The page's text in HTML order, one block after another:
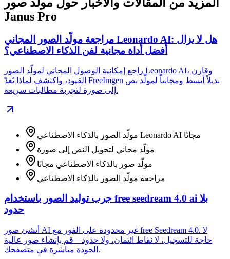
Janus Pro
مراجعة مولّد الصور المجاني Leonardo AI: هل لا يزال
أفضل أداة مجانية لفن الذكاء الاصطناعي؟
راجع إمكانية الوصول المجاني لمولّد الصور Leonardo AI، وقارن
القيود، واكتشف لماذا يُعدّ FreeImgen بديلاً أبسط ومجانياً لمولّد نص
إلى صورة لتجربة مطالبات سريعة.
مولّد الصور بالذكاء الاصطناعي Leonardo AI مجانًا
مولّد مجاني لتحويل النص إلى صورة
مولّد صور بالذكاء الاصطناعي مجانًا
مراجعة مولّد الصور بالذكاء الاصطناعي
جرب توليد الصور باستخدام free seedream 4.0 ai بلا
حدود
أنشئ صور AI غير محدودة على الفور مع free Seedream 4.0. لا
حاجة للتسجيل، لا نقاط ائتمان، ولا حدود—قم بإنشاء صور عالية
الجودة مباشرة في متصفحك.